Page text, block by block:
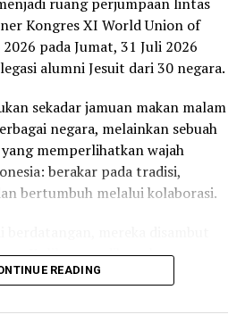
Kongres XI World Union of
pada Jumat, 31 Juli 2026
alumni Jesuit dari 30 negara.
sekadar jamuan makan malam
negara, melainkan sebuah
memperlihatkan wajah
berakar pada tradisi,
bertumbuh melalui kolaborasi.
Kulila yang dibawakan para
Gending gamelan Jawa
Yogyakarta dalam menyambut
READING